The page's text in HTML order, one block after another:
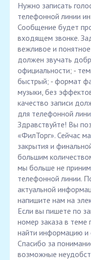
Нужно записать
телефонной линии
Сообщение будет
входящем звонке.
вежливое и
должен звучать
официальности; -
быстрый; - формат
музыки, без
качество записи
для телефонной
Здравствуйте! Вы
«ФилТорг». Сейчас
закрытия и
большим
мы больше не
телефонной линии.
актуальной
напишите нам на
Если вы пишете по
номер заказа в
найти информацию
Спасибо за
возможные